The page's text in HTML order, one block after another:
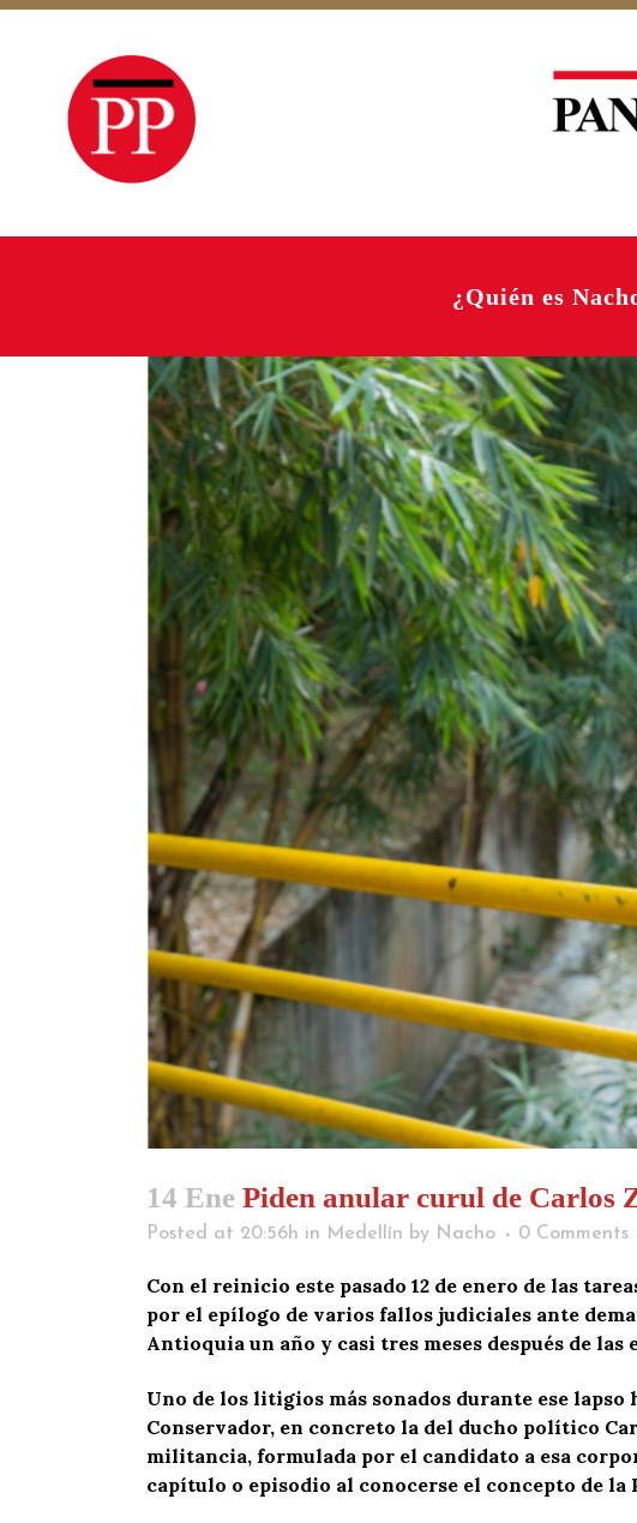
¿Quién es
14 Ene Piden anular curul de Carlos
Posted at 20:56h in Medellín by Nacho 0 Comments
Con el reinicio este pasado 12 de enero de las
por el epílogo de varios fallos judiciales ante
Antioquia un año y casi tres meses después de
Uno de los litigios más sonados durante ese
Conservador, en concreto la del ducho político
militancia, formulada por el candidato a esa
capítulo o episodio al conocerse el concepto de